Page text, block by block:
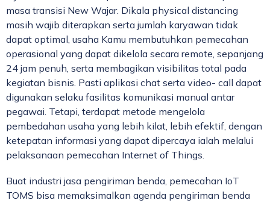
masa transisi New Wajar. Dikala physical distancing
masih wajib diterapkan serta jumlah karyawan tidak
dapat optimal, usaha Kamu membutuhkan pemecahan
operasional yang dapat dikelola secara remote, sepanjang
24 jam penuh, serta membagikan visibilitas total pada
kegiatan bisnis. Pasti aplikasi chat serta video- call dapat
digunakan selaku fasilitas komunikasi manual antar
pegawai. Tetapi, terdapat metode mengelola
pembedahan usaha yang lebih kilat, lebih efektif, dengan
ketepatan informasi yang dapat dipercaya ialah melalui
pelaksanaan pemecahan Internet of Things.
Buat industri jasa pengiriman benda, pemecahan IoT
TOMS bisa memaksimalkan agenda pengiriman benda